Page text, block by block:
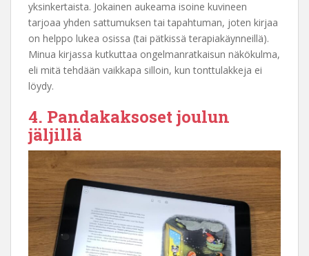
yksinkertaista. Jokainen aukeama isoine kuvineen
tarjoaa yhden sattumuksen tai tapahtuman, joten kirjaa
on helppo lukea osissa (tai pätkissä terapiakäynneillä).
Minua kirjassa kutkuttaa ongelmanratkaisun näkökulma,
eli mitä tehdään vaikkapa silloin, kun tonttulakkeja ei
löydy.
4. Pandakaksoset joulun
jäljillä